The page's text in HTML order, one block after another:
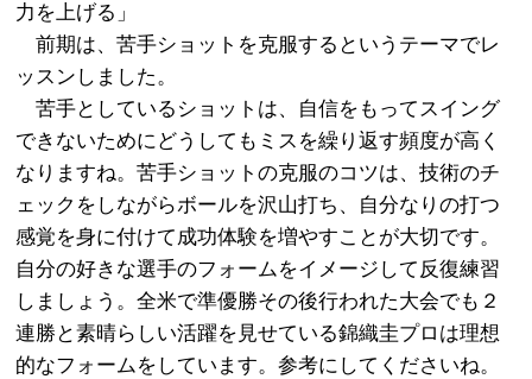
力を上げる」
前期は、苦手ショットを克服するというテーマでレ
ッスンしました。
苦手としているショットは、自信をもってスイング
できないためにどうしてもミスを繰り返す頻度が高く
なりますね。苦手ショットの克服のコツは、技術のチ
ェックをしながらボールを沢山打ち、自分なりの打つ
感覚を身に付けて成功体験を増やすことが大切です。
自分の好きな選手のフォームをイメージして反復練習
しましょう。全米で準優勝その後行われた大会でも２
連勝と素晴らしい活躍を見せている錦織圭プロは理想
的なフォームをしています。参考にしてくださいね。